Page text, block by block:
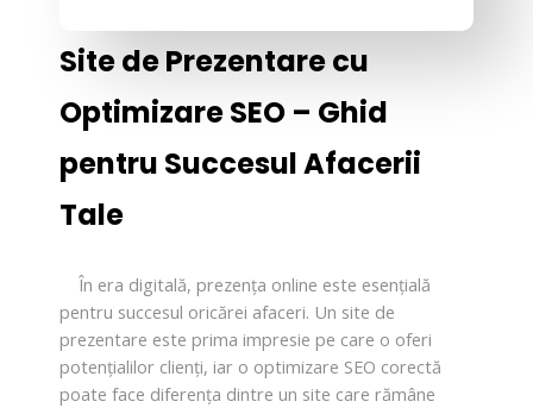
Site de Prezentare cu
Optimizare SEO – Ghid
pentru Succesul Afacerii
Tale
În era digitală, prezența online este esențială
pentru succesul oricărei afaceri. Un site de
prezentare este prima impresie pe care o oferi
potențialilor clienți, iar o optimizare SEO corectă
poate face diferența dintre un site care rămâne